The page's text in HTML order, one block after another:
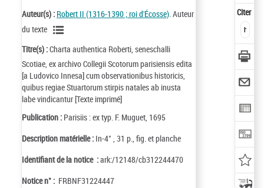
Auteur(s) : Robert II (1316-1390 ; roi d'Écosse). Auteur
du texte
Titre(s) :Charta authentica Roberti, seneschalli
Scotiae, ex archivo Collegii Scotorum parisiensis edita
[a Ludovico Innesa] cum observationibus historicis,
quibus regiae Stuartorum stirpis natales ab inusta
labe vindicantur [Texte imprimé]
Publication : Parisiis : ex typ. F. Muguet, 1695
Description matérielle : In-4° , 31 p., fig. et planche
Identifiant de la notice :ark:/12148/cb312244470
Notice n° : FRBNF31224447
Citer